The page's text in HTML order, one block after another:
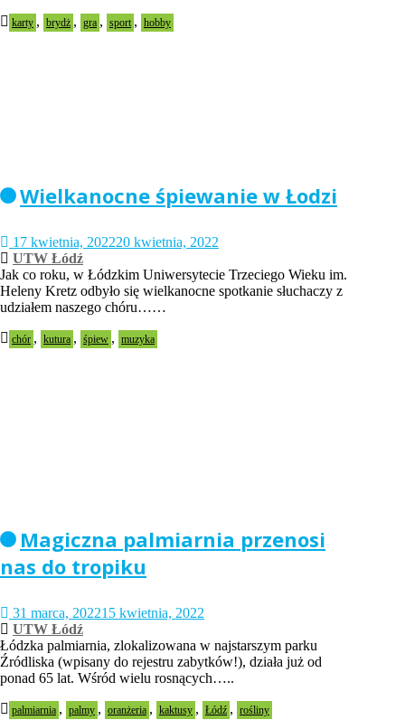
karty , brydż , gra , sport , hobby
Wielkanocne śpiewanie w Łodzi
17 kwietnia, 202220 kwietnia, 2022
UTW Łódź
Jak co roku, w Łódzkim Uniwersytecie Trzeciego Wieku im.
Heleny Kretz odbyło się wielkanocne spotkanie słuchaczy z
udziałem naszego chóru……
chór , kutura , śpiew , muzyka
Magiczna palmiarnia przenosi
nas do tropiku
31 marca, 202215 kwietnia, 2022
UTW Łódź
Łódzka palmiarnia, zlokalizowana w najstarszym parku
Źródliska (wpisany do rejestru zabytków!), działa już od
ponad 65 lat. Wśród wielu rosnących…..
palmiarnia , palmy , oranżeria , kaktusy , Łódź , rośliny